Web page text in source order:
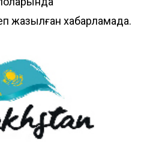
жазылған хабарламада.